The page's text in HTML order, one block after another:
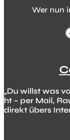
Wer nun
„Du willst was
ht – per Mail,
direkt übers